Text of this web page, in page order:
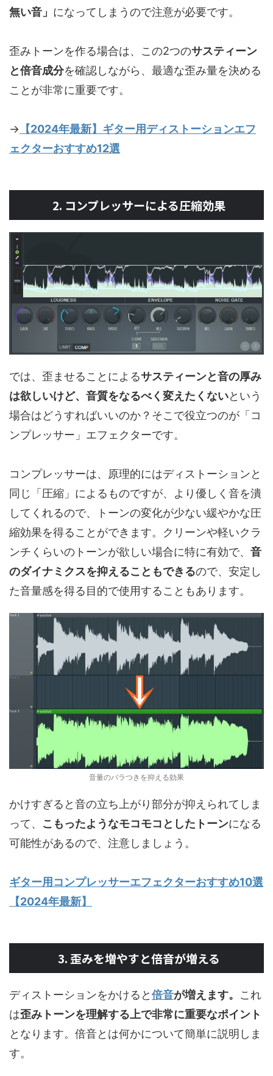
無い音」 になってしまうので注意が必要です。
歪みトーンを作る場合は、この2つのサスティーン
と倍音成分を確認しながら、最適な歪み量を決める
ことが非常に重要です。
→ 【2024年最新】ギター用ディストーションエフ
ェクターおすすめ12選
2. コンプレッサーによる圧縮効果
では、歪ませることによるサスティーンと音の厚み
は欲しいけど、音質をなるべく変えたくないという
場合はどうすればいいのか？そこで役立つのが「コ
ンプレッサー」エフェクターです。
コンプレッサーは、原理的にはディストーションと
同じ「圧縮」によるものですが、より優しく音を潰
してくれるので、トーンの変化が少ない緩やかな圧
縮効果を得ることができます。クリーンや軽いクラ
ンチくらいのトーンが欲しい場合に特に有効で、 音
のダイナミクスを抑えることもできるので、安定し
た音量感を得る目的で使用することもあります。
音量のバラつきを抑える効果
かけすぎると音の立ち上がり部分が抑えられてしま
って、 こもったようなモコモコとしたトーンになる
可能性があるので、注意しましょう。
ギター用コンプレッサーエフェクターおすすめ10選
【2024年最新】
3. 歪みを増やすと倍音が増える
ディストーションをかけると倍音が増えます。 これ
は歪みトーンを理解する上で非常に重要なポイント
となります。倍音とは何かについて簡単に説明しま
す。